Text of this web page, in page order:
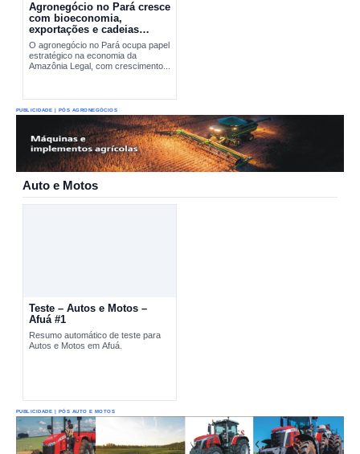
Agronegócio no Pará cresce
com bioeconomia,
exportações e cadeias
produtivas estratégicas
O agronegócio no Pará ocupa papel
estratégico na economia da
Amazônia Legal, com crescimento...
PUBLICIDADE | PÓS AGRONEGÓCIOS
Auto e Motos
Teste – Autos e Motos –
Afuá #1
Resumo automático de teste para
Autos e Motos em Afuá.
PUBLICIDADE | PÓS AUTO E MOTOS